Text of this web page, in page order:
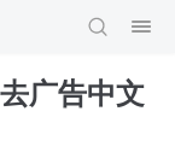
广告中文